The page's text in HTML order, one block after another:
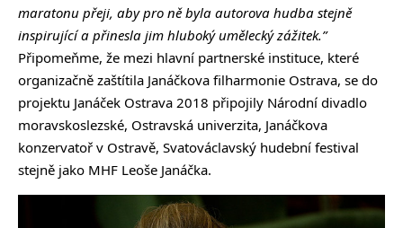
maratonu přeji, aby pro ně byla autorova hudba stejně
inspirující a přinesla jim hluboký umělecký zážitek.”
Připomeňme, že mezi hlavní partnerské instituce, které
organizačně zaštítila Janáčkova filharmonie Ostrava, se do
projektu Janáček Ostrava 2018 připojily Národní divadlo
moravskoslezské, Ostravská univerzita, Janáčkova
konzervatoř v Ostravě, Svatováclavský hudební festival
stejně jako MHF Leoše Janáčka.